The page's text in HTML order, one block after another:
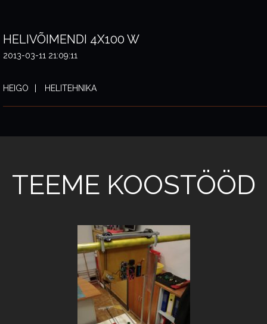
HELIVÕIMENDI 4X100 W
2013-03-11 21:09:11
HEIGO HELITEHNIKA
TEEME KOOSTÖÖD